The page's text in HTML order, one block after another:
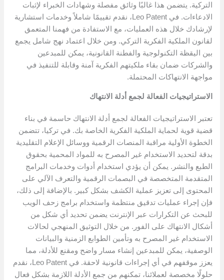
التركية. يتضمن هذا غالبًا وثائق مفصلة وشهادات الخبراء لإثبات
الادعاءات. في Leo Patent، نقدم تقييمًا شاملاً وخدمات استشارية
لإرشادك خلال هذه العمليات، مع الاستفادة من فهمنا المتعمق
لقانون الملكية الفكرية التركي. ومن خلال اعتماد نهج شامل يجمع
بين اليقظة التكنولوجية والفطنة القانونية، يمكن للمبدعين
والشركات ضمان بقاء ملكيتهم الفكرية آمنة وقابلة للتنفيذ في
مواجهة الانتهاكات المحتملة.
الاستراتيجيات الفعالة لجمع أدلة الانتهاك
تعتبر الاستراتيجيات الفعالة لجمع أدلة الانتهاك حاسمة في بناء
قضية قوية لحماية الملكية الفكرية الخاصة بك. في تركيا، تتضمن
الخطوة الأولية مراقبة المنصات الرقمية ووسائل الإعلام التقليدية
بدقة لتحديد الاستخدام غير المصرح به للمواد المحمية بحقوق
الطبع والنشر. يمكن أن يؤدي استخدام أدوات وخدمات البرامج
المتقدمة المتخصصة في البصمات الرقمية والتعرف الآلي على
المحتوى إلى تعزيز عملية الكشف بشكل كبير. بالإضافة إلى ذلك،
فإن إجراء عمليات تدقيق منتظمة واستخدام برامج زحف الويب
للبحث عن التكرارات عبر الإنترنت يضمن تحديد أي شكل من
أشكال الانتهاك على الفور. من خلال التوثيق المنهجي لحالات
الاستخدام غير المصرح به وتأمين الطوابع الزمنية والبيانات
الوصفية، يمكن للمبدعين إنشاء مسار واضح ومقنع للأدلة، مما
يعزز موقفهم في أي إجراءات قانونية لاحقة. في Leo Patent، نقدم
حلولًا مخصصة لعملائنا، تمكنهم من جمع الأدلة اللازمة بشكل فعال